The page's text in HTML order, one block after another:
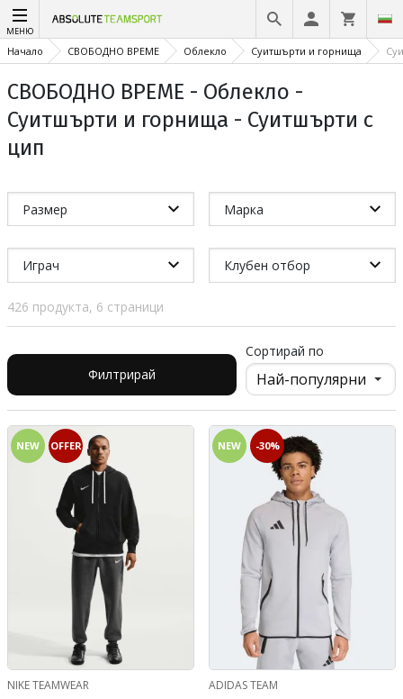
МЕНЮ
Начало СВОБОДНО ВРЕМЕ Облекло Суитшърти и горнища
СВОБОДНО ВРЕМЕ - Облекло -
Суитшърти и горнища - Суитшърти с
цип
Размер Марка
Играч Клубен отбор
426 продукта, 6 страници
Филтрирай
Сортирай по
NEW OFFER
NIKE TEAMWEAR
NEW -30%
ADIDAS TEAM